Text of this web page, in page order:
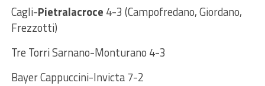
Cagli-Pietralacroce 4-3 (Campofredano, Giordano,
Frezzotti)
Tre Torri Sarnano-Monturano 4-3
Bayer Cappuccini-Invicta 7-2